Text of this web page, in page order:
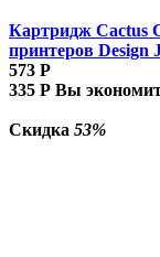
Картридж Cactus
принтеров Design
573 Р
335 Р Вы
Скидка 53%